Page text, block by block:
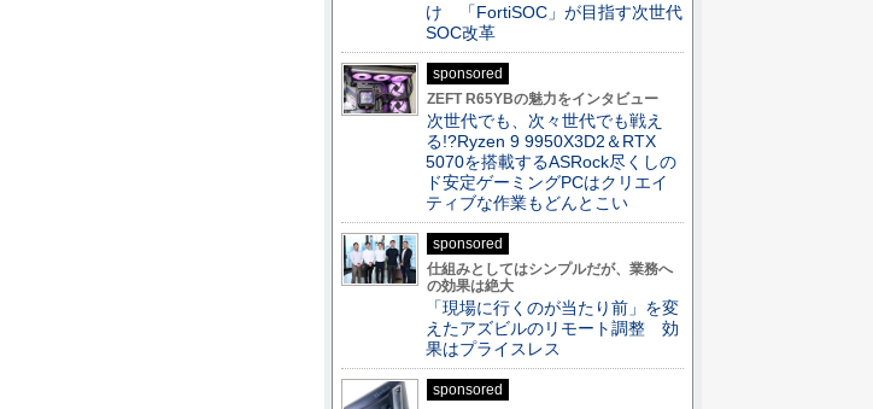
け 「FortiSOC」が目指す次世代
SOC改革
sponsored
ZEFT R65YBの魅力をインタビュー
次世代でも、次々世代でも戦え
る!?Ryzen 9 9950X3D2＆RTX
5070を搭載するASRock尽くしの
ド安定ゲーミングPCはクリエイ
ティブな作業もどんとこい
sponsored
仕組みとしてはシンプルだが、業務へ
の効果は絶大
「現場に行くのが当たり前」を変
えたアズビルのリモート調整 効
果はプライスレス
sponsored